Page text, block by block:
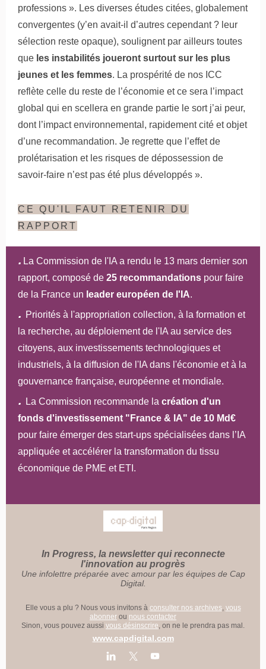
professions ». Les diverses études citées, globalement
convergentes (y’en avait-il d’autres cependant ? leur
sélection reste opaque), soulignent par ailleurs toutes
que les instabilités joueront surtout sur les plus
jeunes et les femmes. La prospérité de nos ICC
reflète celle du reste de l’économie et ce sera l’impact
global qui en scellera en grande partie le sort j’ai peur,
dont l’impact environnemental, rapidement cité et objet
d’une recommandation. Je regrette que l’effet de
prolétarisation et les risques de dépossession de
savoir-faire n’est pas été plus développés ».
CE QU'IL FAUT RETENIR DU
RAPPORT
. La Commission de l'IA a rendu le 13 mars dernier son
rapport, composé de 25 recommandations pour faire
de la France un leader européen de l'IA.
. Priorités à l'appropriation collection, à la formation et
la recherche, au déploiement de l'IA au service des
citoyens, aux investissements technologiques et
industriels, à la diffusion de l'IA dans l'économie et à la
gouvernance française, européenne et mondiale.
. La Commission recommande la création d'un
fonds d'investissement "France & IA" de 10 Md€
pour faire émerger des start-ups spécialisées dans l’IA
appliquée et accélérer la transformation du tissu
économique de PME et ETI.
In Progress, la newsletter qui reconnecte
l'innovation au progrès
Une infolettre préparée avec amour par les équipes de Cap
Digital.
Elle vous a plu ? Nous vous invitons à consulter nos archives, vous
abonner ou nous contacter
Sinon, vous pouvez aussi vous désinscrire, on ne le prendra pas mal.
www.capdigital.com